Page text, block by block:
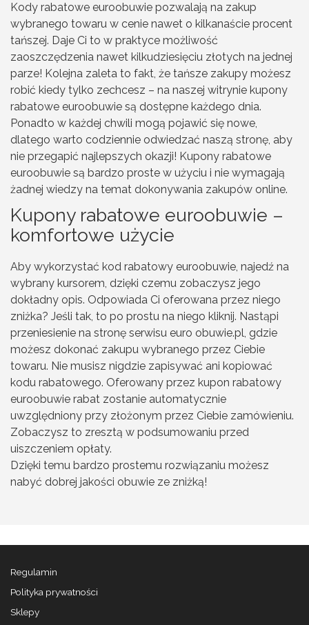
Kody rabatowe euroobuwie pozwalają na zakup
wybranego towaru w cenie nawet o kilkanaście procent
tańszej. Daje Ci to w praktyce możliwość
zaoszczędzenia nawet kilkudziesięciu złotych na jednej
parze! Kolejna zaleta to fakt, że tańsze zakupy możesz
robić kiedy tylko zechcesz – na naszej witrynie kupony
rabatowe euroobuwie są dostępne każdego dnia.
Ponadto w każdej chwili mogą pojawić się nowe,
dlatego warto codziennie odwiedzać naszą stronę, aby
nie przegapić najlepszych okazji! Kupony rabatowe
euroobuwie są bardzo proste w użyciu i nie wymagają
żadnej wiedzy na temat dokonywania zakupów online.
Kupony rabatowe euroobuwie –
komfortowe użycie
Aby wykorzystać kod rabatowy euroobuwie, najedź na
wybrany kursorem, dzięki czemu zobaczysz jego
dokładny opis. Odpowiada Ci oferowana przez niego
zniżka? Jeśli tak, to po prostu na niego kliknij. Nastąpi
przeniesienie na stronę serwisu euro obuwie.pl, gdzie
możesz dokonać zakupu wybranego przez Ciebie
towaru. Nie musisz nigdzie zapisywać ani kopiować
kodu rabatowego. Oferowany przez kupon rabatowy
euroobuwie rabat zostanie automatycznie
uwzględniony przy złożonym przez Ciebie zamówieniu.
Zobaczysz to zresztą w podsumowaniu przed
uiszczeniem opłaty.
Dzięki temu bardzo prostemu rozwiązaniu możesz
nabyć dobrej jakości obuwie ze zniżką!
Regulamin
Polityka prywatności
Sklepy